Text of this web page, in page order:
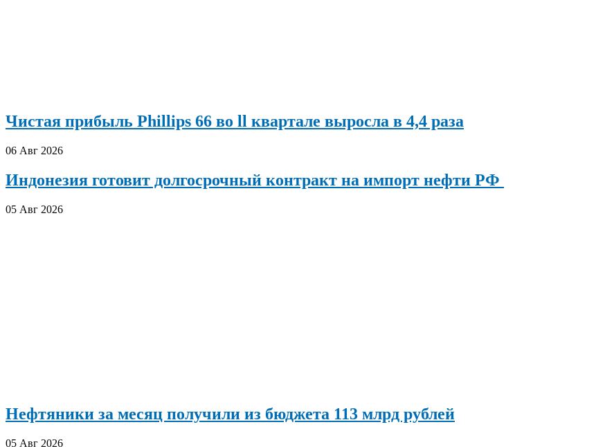
Чистая прибыль Phillips 66 во ll квартале выросла в 4,4 раза
06 Авг 2026
Индонезия готовит долгосрочный контракт на импорт нефти РФ
05 Авг 2026
Нефтяники за месяц получили из бюджета 113 млрд рублей
05 Авг 2026